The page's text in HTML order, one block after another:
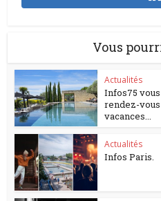
Vous
Actualités
Infos75
rendez-
vacances...
Actualités
Infos Paris.